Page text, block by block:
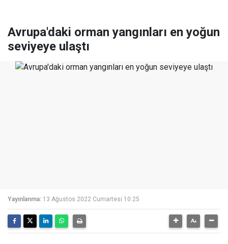
Avrupa'daki orman yangınları en yoğun
seviyeye ulaştı
Yayınlanma: 13 Ağustos 2022 Cumartesi 10:25